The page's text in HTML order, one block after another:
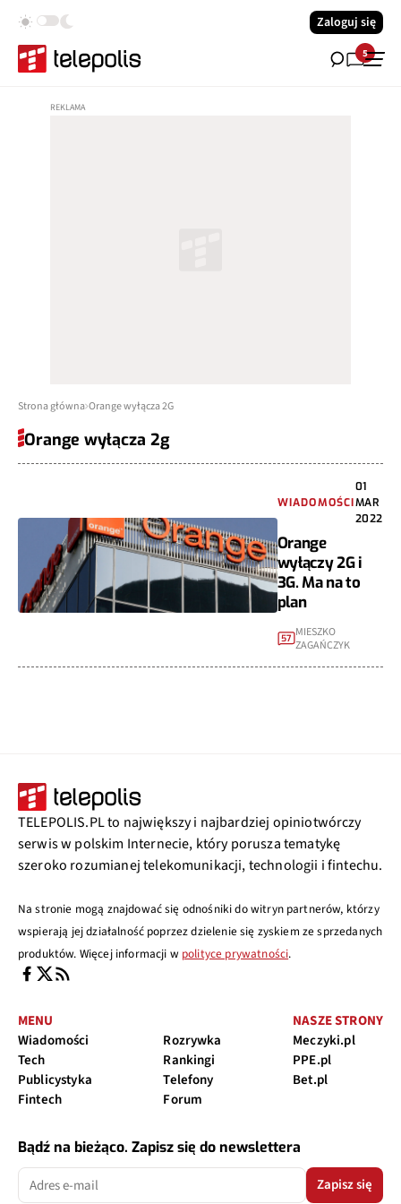
Zaloguj się
5
Strona główna Orange wyłącza 2G
Orange wyłącza 2g
WIADOMOŚCI
01
MAR
2022
Orange
wyłączy 2G i
3G. Ma na to
plan
57 MIESZKO
ZAGAŃCZYK
TELEPOLIS.PL to największy i najbardziej opiniotwórczy
serwis w polskim Internecie, który porusza tematykę
szeroko rozumianej telekomunikacji, technologii i fintechu.
Na stronie mogą znajdować się odnośniki do witryn partnerów, którzy
wspierają jej działalność poprzez dzielenie się zyskiem ze sprzedanych
produktów. Więcej informacji w polityce prywatności.
MENU
Wiadomości
Tech
Publicystyka
Fintech
Rozrywka
Rankingi
Telefony
Forum
NASZE STRONY
Meczyki.pl
PPE.pl
Bet.pl
Bądź na bieżąco. Zapisz się do newslettera
Zapisz się